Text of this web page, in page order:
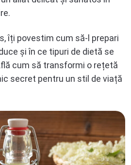
îți povestim cum să-l prepari
și în ce tipuri de dietă se
cum să transformi o rețetă
secret pentru un stil de viață